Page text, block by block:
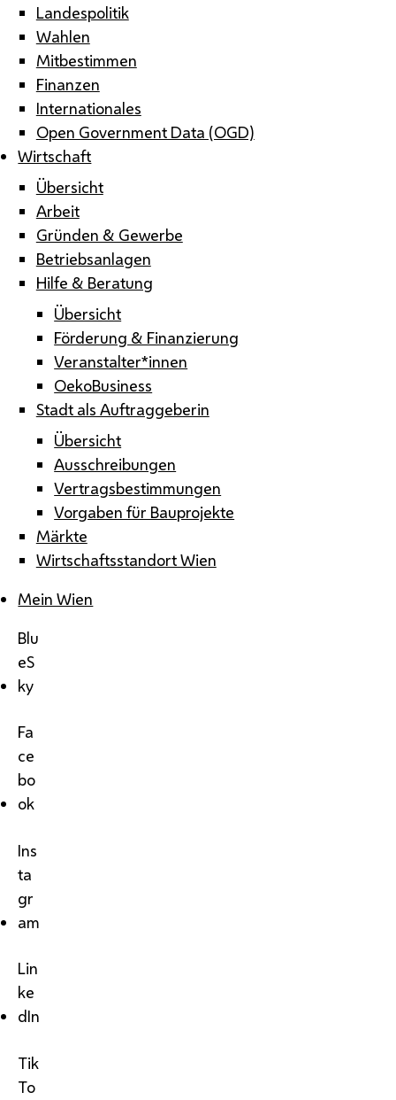
Landespolitik
Wahlen
Mitbestimmen
Finanzen
Internationales
Open Government Data (OGD)
Wirtschaft
Übersicht
Arbeit
Gründen & Gewerbe
Betriebsanlagen
Hilfe & Beratung
Übersicht
Förderung & Finanzierung
Veranstalter*innen
OekoBusiness
Stadt als Auftraggeberin
Übersicht
Ausschreibungen
Vertragsbestimmungen
Vorgaben für Bauprojekte
Märkte
Wirtschaftsstandort Wien
Mein Wien
Blu
eS
ky
Fa
ce
bo
ok
Ins
ta
gr
am
Lin
ke
dIn
Tik
To